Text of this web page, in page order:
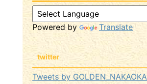
Powered by Translate
twitter
Tweets by GOLDEN_NAKAOKA